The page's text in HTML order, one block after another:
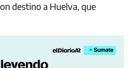
destino a Huelva, que